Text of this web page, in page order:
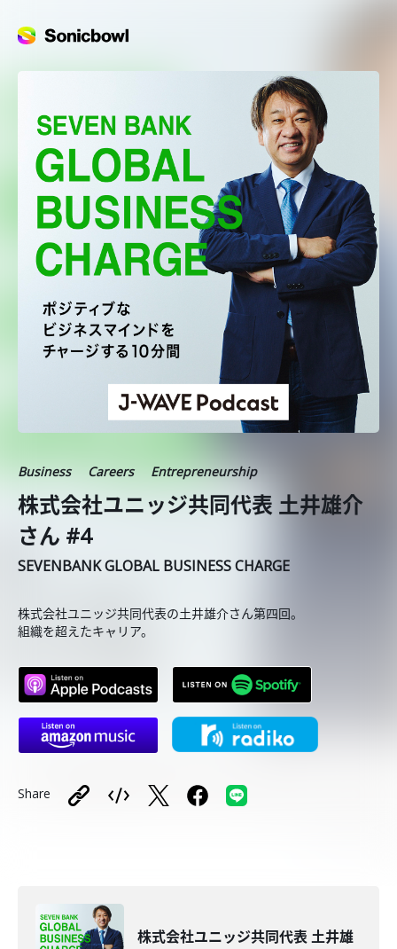
Business Careers Entrepreneurship
株式会社ユニッジ共同代表 土井雄介
さん #4
SEVENBANK GLOBAL BUSINESS CHARGE
株式会社ユニッジ共同代表の土井雄介さん第四回。
組織を超えたキャリア。
Share
株式会社ユニッジ共同代表 土井雄